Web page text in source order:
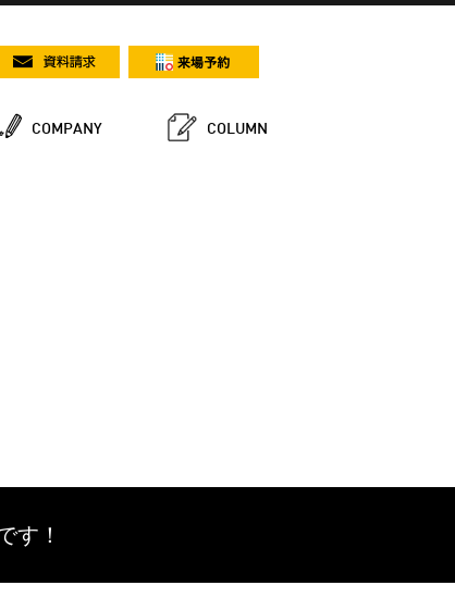
COMPANY COLUMN
す！